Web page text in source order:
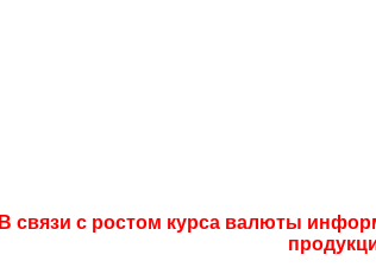
В связи с ростом курса валюты